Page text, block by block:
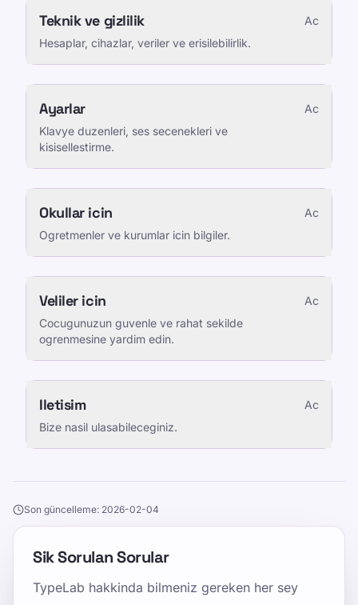
Teknik ve gizlilik
Hesaplar, cihazlar, veriler ve erisilebilirlik.
Ac
Ayarlar
Klavye duzenleri, ses secenekleri ve
kisisellestirme.
Ac
Okullar icin
Ogretmenler ve kurumlar icin bilgiler.
Ac
Veliler icin
Cocugunuzun guvenle ve rahat sekilde
ogrenmesine yardim edin.
Ac
Iletisim
Bize nasil ulasabileceginiz.
Ac
Son güncelleme: 2026-02-04
Sik Sorulan Sorular
TypeLab hakkinda bilmeniz gereken her sey